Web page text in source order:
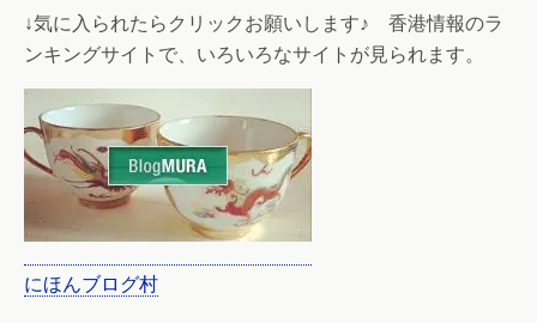
↓気に入られたらクリックお願いします♪ 香港情報のラ
ンキングサイトで、いろいろなサイトが見られます。
にほんブログ村